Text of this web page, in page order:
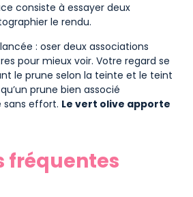
consiste à essayer deux
le rendu.
: oser deux associations
pour mieux voir. Votre regard se
le prune selon la teinte et le teint
prune bien associé
effort. Le vert olive apporte
fréquentes